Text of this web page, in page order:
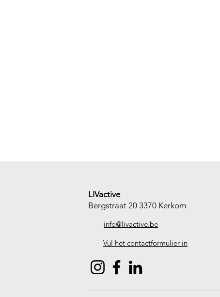
LIVactive
Bergstraat 20 3370 Kerkom
info@livactive.be
Vul het contactformulier in